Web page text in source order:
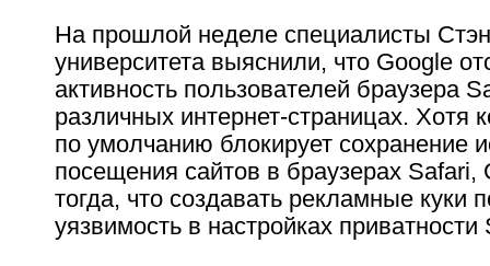
На прошлой неделе специалисты
университета выяснили, что Google
активность пользователей браузера
различных интернет-страницах. Хотя
по умолчанию блокирует сохранение
посещения сайтов в браузерах Safari,
тогда, что создавать рекламные куки
уязвимость в настройках приватности